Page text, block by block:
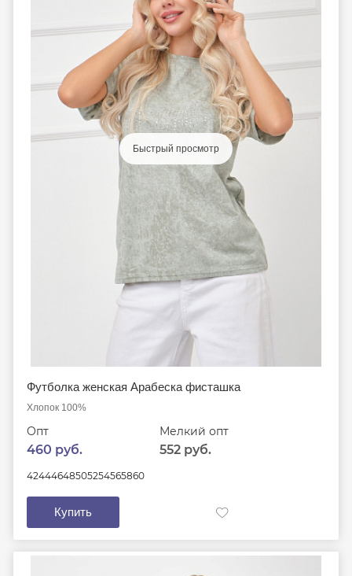
Быстрый просмотр
Футболка женская Арабеска фисташка
Хлопок 100%
Опт Мелкий опт
460 руб. 552 руб.
42444648505254565860
Купить